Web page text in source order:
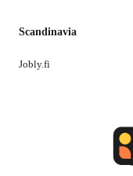
Scandinavia
Jobly.fi